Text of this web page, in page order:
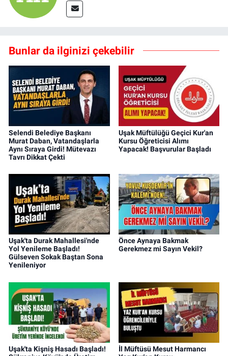
Bunlar da ilginizi çekebilir
Selendi Belediye Başkanı
Murat Daban, Vatandaşlarla
Aynı Sıraya Girdi! Mütevazı
Tavrı Dikkat Çekti
Uşak Müftülüğü Geçici Kur'an
Kursu Öğreticisi Alımı
Yapacak! Başvurular Başladı
Uşak'ta Durak Mahallesi'nde
Yol Yenileme Başladı!
Gülseven Sokak Baştan Sona
Yenileniyor
Önce Aynaya Bakmak
Gerekmez mi Sayın Vekil?
Uşak'ta Kişniş Hasadı Başladı!
İl Müftüsü Mesut Harmancı